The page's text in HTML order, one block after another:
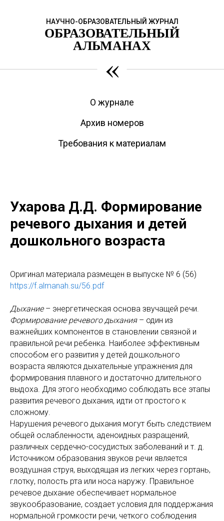
НАУЧНО-ОБРАЗОВАТЕЛЬНЫЙ ЖУРНАЛ
ОБРАЗОВАТЕЛЬНЫЙ
АЛЬМАНАХ
«
О журнале
Архив номеров
Требования к материалам
Ухарова Д.Д. Формирование
речевого дыхания и детей
дошкольного возраста
Оригинaл материала размещен в выпуске № 6 (56)
https://f.almanah.su/56.pdf
Дыхание– энергетическая основа звучащей речи.
Формирование речевого дыхания– один из
важнейших компонентов в становлении связной и
правильной речи ребенка. Наиболее эффективным
способом его развития у детей дошкольного
возраста являются дыхательные упражнения для
формирования плавного и достаточно длительного
выдоха. Для этого необходимо соблюдать все этапы
развития речевого дыхания, идти от простого к
сложному.
Нарушения речевого дыхания могут быть следствием
общей ослабленности, аденоидных разращений,
различных сердечно-сосудистых заболеваний и т. д.
Источником образования звуков речи является
воздушная струя, выходящая из легких через гортань,
глотку, полость рта или носа наружу. Правильное
речевое дыхание обеспечивает нормальное
звукообразование, создает условия для поддержания
нормальной громкости речи, четкого соблюдения